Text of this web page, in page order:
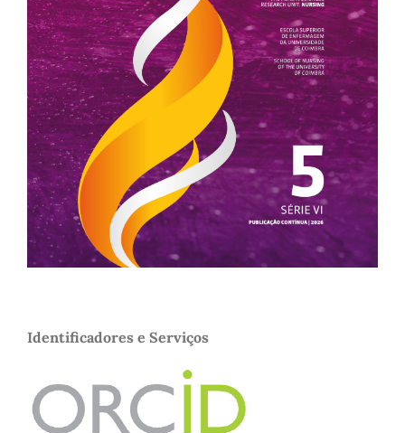
Identificadores e Serviços